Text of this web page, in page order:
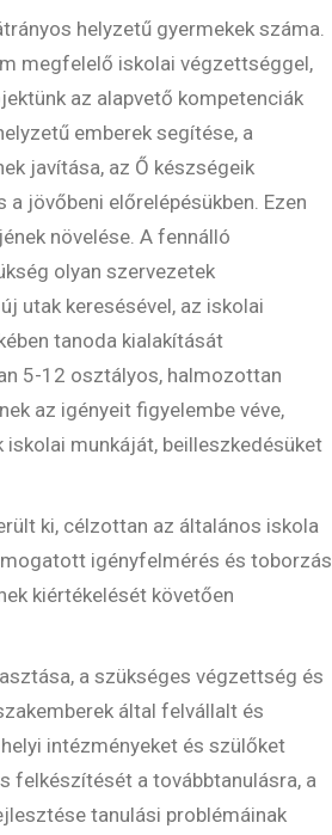
helyzetű gyermekek száma.
megfelelő iskolai végzettséggel,
az alapvető kompetenciák
emberek segítése, a
javítása, az Ő készségeik
jövőbeni előrelépésükben. Ezen
növelése. A fennálló
olyan szervezetek
utak keresésével, az iskolai
tanoda kialakítását
5-12 osztályos, halmozottan
az igényeit figyelembe véve,
munkáját, beilleszkedésüket
ki, célzottan az általános iskola
igényfelmérés és toborzás
kiértékelését követően
a szükséges végzettség és
által felvállalt és
intézményeket és szülőket
felkészítését a továbbtanulásra, a
tanulási problémáinak